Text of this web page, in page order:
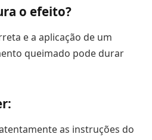
o efeito?
e a aplicação de um
queimado pode durar
as instruções do